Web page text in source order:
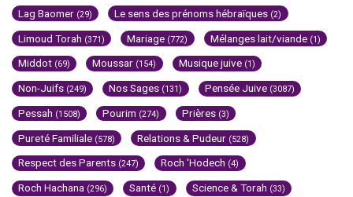
Lag Baomer (29) Le sens des prénoms hébraïques (2)
Limoud Torah (371) Mariage (772) Mélanges lait/viande (1)
Middot (69) Moussar (154) Musique juive (1)
Non-Juifs (249) Nos Sages (131) Pensée Juive (3087)
Pessah (1508) Pourim (274) Prières (3)
Pureté Familiale (578) Relations & Pudeur (528)
Respect des Parents (247) Roch 'Hodech (4)
Roch Hachana (296) Santé (1) Science & Torah (33)